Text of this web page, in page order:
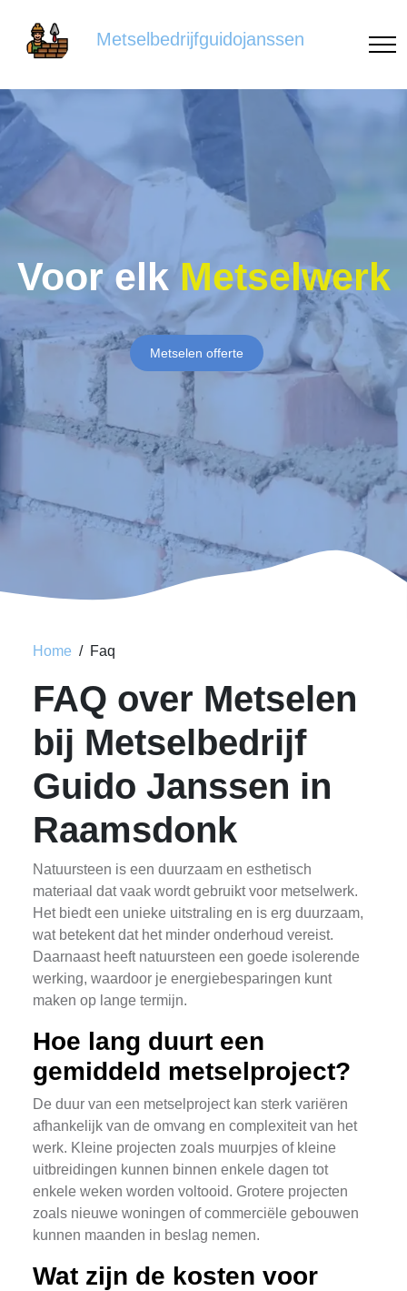
Metselbedrijfguidojanssen
Voor elk Metselwerk
Metselen offerte
Home Faq
FAQ over Metselen
bij Metselbedrijf
Guido Janssen in
Raamsdonk
Natuursteen is een duurzaam en esthetisch
materiaal dat vaak wordt gebruikt voor metselwerk.
Het biedt een unieke uitstraling en is erg duurzaam,
wat betekent dat het minder onderhoud vereist.
Daarnaast heeft natuursteen een goede isolerende
werking, waardoor je energiebesparingen kunt
maken op lange termijn.
Hoe lang duurt een
gemiddeld metselproject?
De duur van een metselproject kan sterk variëren
afhankelijk van de omvang en complexiteit van het
werk. Kleine projecten zoals muurpjes of kleine
uitbreidingen kunnen binnen enkele dagen tot
enkele weken worden voltooid. Grotere projecten
zoals nieuwe woningen of commerciële gebouwen
kunnen maanden in beslag nemen.
Wat zijn de kosten voor